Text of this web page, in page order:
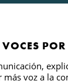
voz a la